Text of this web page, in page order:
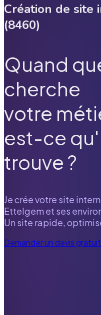
Création de site
(8460)
Quand
cherche
votre
est-ce
trouve ?
Je crée votre site
Ettelgem et ses
Un site rapide,
Demander un devis gratuit